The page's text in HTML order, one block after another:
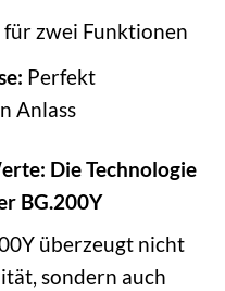
für zwei Funktionen
Perfekt
Anlass
Die Technologie
BG.200Y
überzeugt nicht
sondern auch